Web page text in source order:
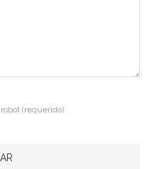
(requerido)